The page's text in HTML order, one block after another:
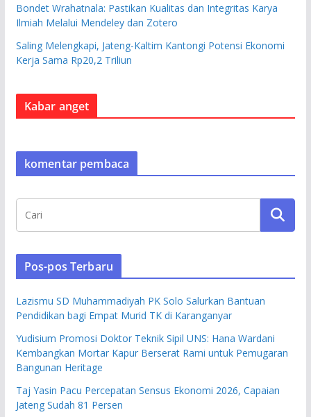
Bondet Wrahatnala: Pastikan Kualitas dan Integritas Karya
Ilmiah Melalui Mendeley dan Zotero
Saling Melengkapi, Jateng-Kaltim Kantongi Potensi Ekonomi
Kerja Sama Rp20,2 Triliun
Kabar anget
komentar pembaca
Pos-pos Terbaru
Lazismu SD Muhammadiyah PK Solo Salurkan Bantuan
Pendidikan bagi Empat Murid TK di Karanganyar
Yudisium Promosi Doktor Teknik Sipil UNS: Hana Wardani
Kembangkan Mortar Kapur Berserat Rami untuk Pemugaran
Bangunan Heritage
Taj Yasin Pacu Percepatan Sensus Ekonomi 2026, Capaian
Jateng Sudah 81 Persen